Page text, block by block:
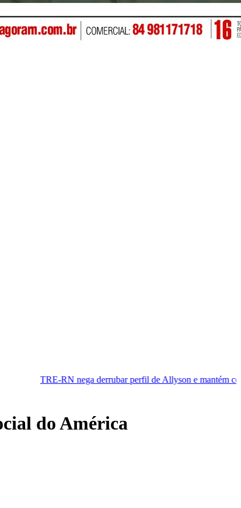
nega derrubar perfil de Allyson e mantém cobertura da
do América